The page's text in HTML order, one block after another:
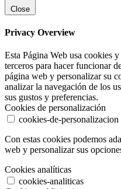
Close
Privacy Overview
Esta Página Web usa cookies
terceros para hacer funcionar
página web y personalizar su
analizar la navegación de los
sus gustos y preferencias.
Cookies de personalización
cookies-de-personalizacion
Con estas cookies podemos
web y personalizar sus
Cookies analíticas
cookies-analiticas